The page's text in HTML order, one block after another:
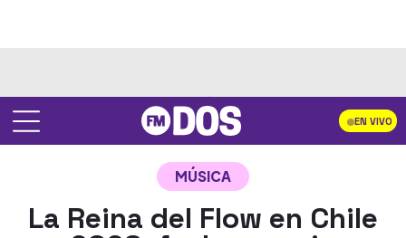
EN VIVO
MÚSICA
La Reina del Flow en Chile